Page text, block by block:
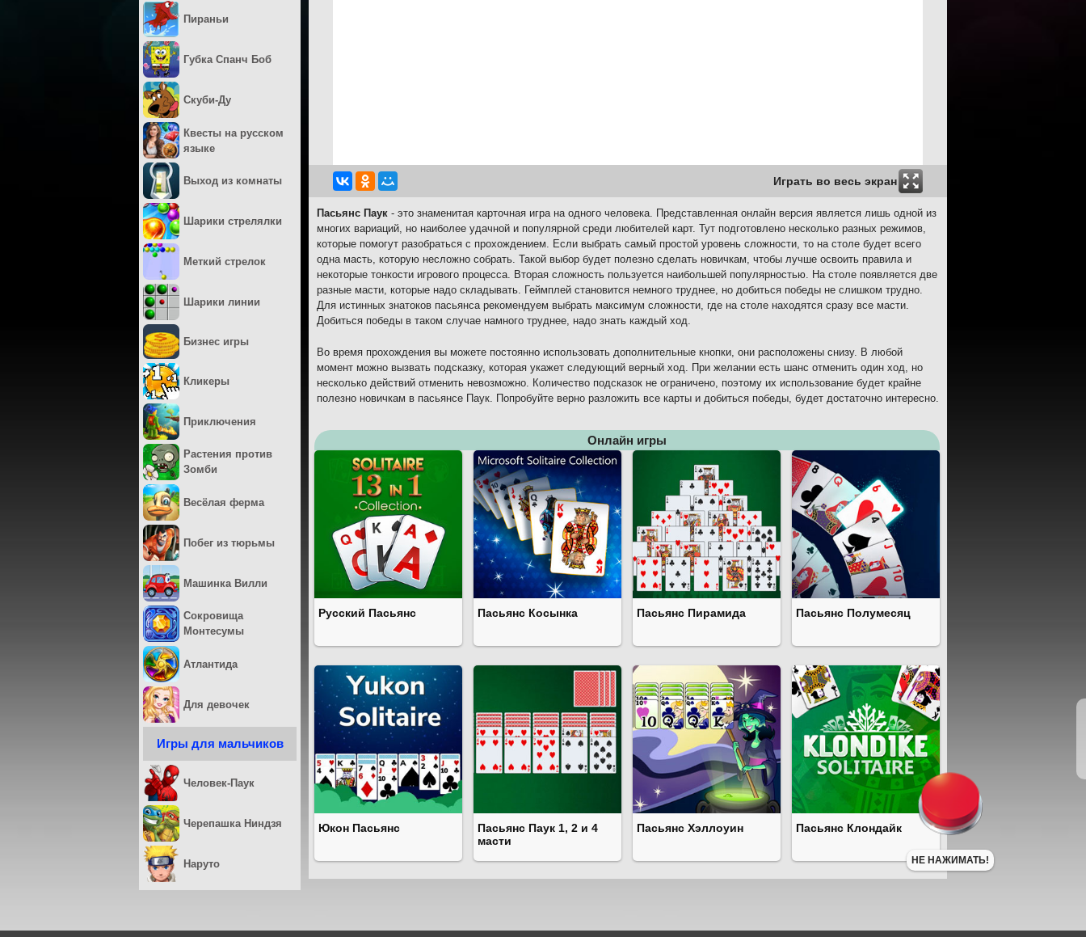
Играть во весь экран
Пасьянс Паук - это знаменитая карточная игра на одного человека. Представленная онлайн версия является лишь одной из
многих вариаций, но наиболее удачной и популярной среди любителей карт. Тут подготовлено несколько разных режимов,
которые помогут разобраться с прохождением. Если выбрать самый простой уровень сложности, то на столе будет всего
одна масть, которую несложно собрать. Такой выбор будет полезно сделать новичкам, чтобы лучше освоить правила и
некоторые тонкости игрового процесса. Вторая сложность пользуется наибольшей популярностью. На столе появляется две
разные масти, которые надо складывать. Геймплей становится немного труднее, но добиться победы не слишком трудно.
Для истинных знатоков пасьянса рекомендуем выбрать максимум сложности, где на столе находятся сразу все масти.
Добиться победы в таком случае намного труднее, надо знать каждый ход.
Во время прохождения вы можете постоянно использовать дополнительные кнопки, они расположены снизу. В любой
момент можно вызвать подсказку, которая укажет следующий верный ход. При желании есть шанс отменить один ход, но
несколько действий отменить невозможно. Количество подсказок не ограничено, поэтому их использование будет крайне
полезно новичкам в пасьянсе Паук. Попробуйте верно разложить все карты и добиться победы, будет достаточно интересно.
Онлайн игры
Русский Пасьянс Пасьянс Косынка Пасьянс Пирамида Пасьянс Полумесяц
Юкон Пасьянс
Пасьянс Паук 1, 2 и 4
масти
Пасьянс Хэллоуин Пасьянс Клондайк
Пираньи
Губка Спанч Боб
Скуби-Ду
Квесты на русском
языке
Выход из комнаты
Шарики стрелялки
Меткий стрелок
Шарики линии
Бизнес игры
Кликеры
Приключения
Растения против
Зомби
Весёлая ферма
Побег из тюрьмы
Машинка Вилли
Сокровища
Монтесумы
Атлантида
Для девочек
Игры для мальчиков
Человек-Паук
Черепашка Ниндзя
Наруто НЕ НАЖИМАТЬ!